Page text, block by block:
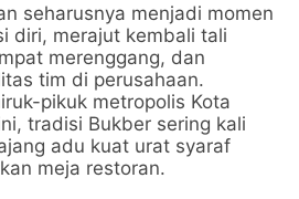
seharusnya menjadi momen
diri, merajut kembali tali
merenggang, dan
tim di perusahaan.
pikuk metropolis Kota
tradisi Bukber sering kali
adu kuat urat syaraf
meja restoran.